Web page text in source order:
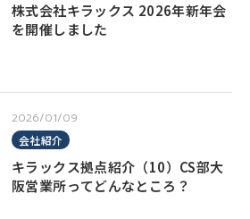
株式会社キラックス 2026年新年会
を開催しました
2026/01/09
会社紹介
キラックス拠点紹介（10）CS部大
阪営業所ってどんなところ？